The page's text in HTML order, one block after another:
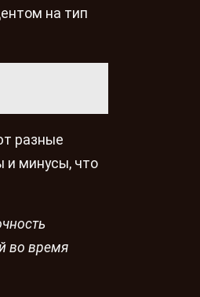
на тип
разные
и минусы, что
во время